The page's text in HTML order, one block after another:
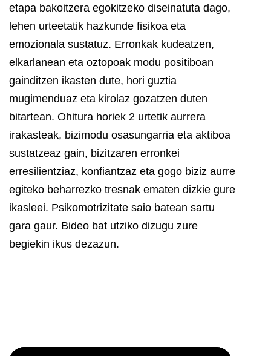
etapa bakoitzera egokitzeko diseinatuta dago,
lehen urteetatik hazkunde fisikoa eta
emozionala sustatuz. Erronkak kudeatzen,
elkarlanean eta oztopoak modu positiboan
gainditzen ikasten dute, hori guztia
mugimenduaz eta kirolaz gozatzen duten
bitartean. Ohitura horiek 2 urtetik aurrera
irakasteak, bizimodu osasungarria eta aktiboa
sustatzeaz gain, bizitzaren erronkei
erresilientziaz, konfiantzaz eta gogo biziz aurre
egiteko beharrezko tresnak ematen dizkie gure
ikasleei. Psikomotrizitate saio batean sartu
gara gaur. Bideo bat utziko dizugu zure
begiekin ikus dezazun.